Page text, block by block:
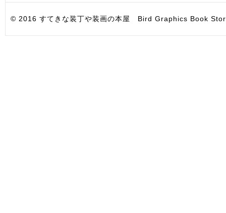
© 2016 すてきな装丁や装画の本屋 Bird Graphics Book